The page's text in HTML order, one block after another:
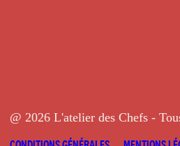
@ 2026 L'atelier des Chefs -